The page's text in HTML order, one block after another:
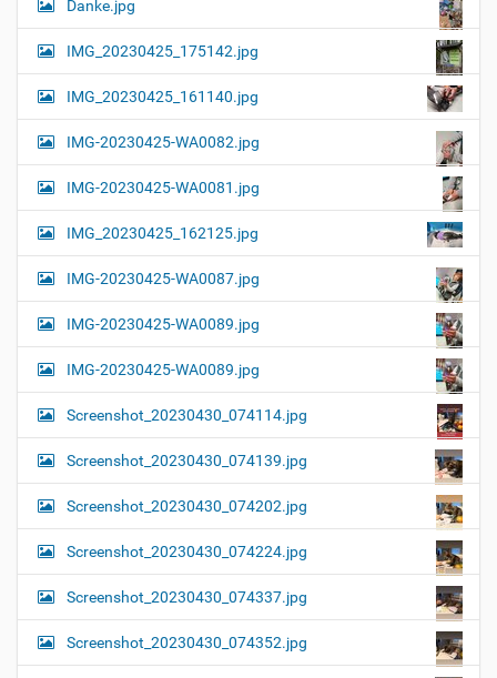
Danke.jpg
IMG_20230425_175142.jpg
IMG_20230425_161140.jpg
IMG-20230425-WA0082.jpg
IMG-20230425-WA0081.jpg
IMG_20230425_162125.jpg
IMG-20230425-WA0087.jpg
IMG-20230425-WA0089.jpg
IMG-20230425-WA0089.jpg
Screenshot_20230430_074114.jpg
Screenshot_20230430_074139.jpg
Screenshot_20230430_074202.jpg
Screenshot_20230430_074224.jpg
Screenshot_20230430_074337.jpg
Screenshot_20230430_074352.jpg